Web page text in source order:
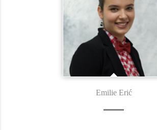
Emilie Erić